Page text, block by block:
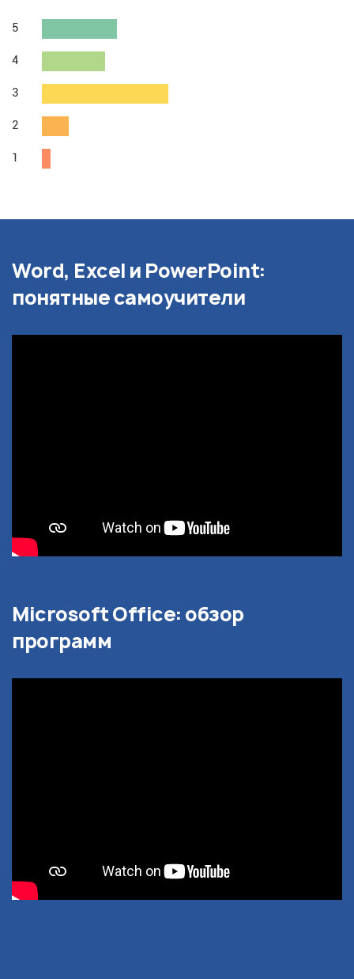
5
4
3
2
1
Word, Excel и PowerPoint:
понятные самоучители
Microsoft Office: обзор
программ